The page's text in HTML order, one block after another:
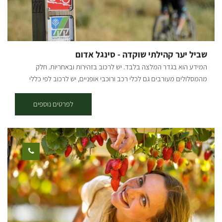
ממנו הגענו כ-200 מ' מערבה ממגדל התצפית של קק"ל. מנקודה זו אפשר
לחזור ימינה לכיוון בארי קרדיט צילום: יואב לביא מפה: *המידע מתוך
אתרים לה מדווש ומסלולי אופניים בשטח עם קק"ל
שביל יער קהילתי שוקדה - סינגל אדום
המידע הוא בגדר המלצה בלבד. יש לרכוב בזהירות ובאחריות. חלק
מהמסלולים מעורבים גם לכלי רכב ורוכבי אופניים, יש לרכוב לפי כללי
המסלול בק"מ: אורכו 12.5 ק"מ. נקודת התחלה וסיום: בארי (מעגלי, הסינגל
חד-כיווני עם כיוון השעון). תקציר על אזור הטיול: המסלול עובר בפינות
הרחוקות והפורחות ביער שוקדה, הסינגל משולט בשטח באמצעות עמודי
עץ שעליהם לוח קטן בצבע אדום עם רוכב אופניים במרכזו. תקציר
המסלול: יציאה מבארי, נרכב בדרך העפר המקבילה לכביש הכניסה לבארי
לכיוון כביש 232, נחצה וניכנס לדרך מצד ימין, לאחר 200 מ' בפיצול נמשיך
ימינה, אל הסינגל המסומן אדום. סינגל בלווה בעליות, ירידות ומגלשות
טבעיות. בדרך נעבור ונראה את באר עמוקה ובאר אנטיליה. בהמשך
הסינגל עובר מתחת ל232 בצמוד לנחל גרר והמשך חזרה לכיוון בארי. סינגל
כחול + אדום - אורכו 17 ק"מ, בדרגת קושי בינונית-קשה - התחלה בסינגל
לפרטים נוספים